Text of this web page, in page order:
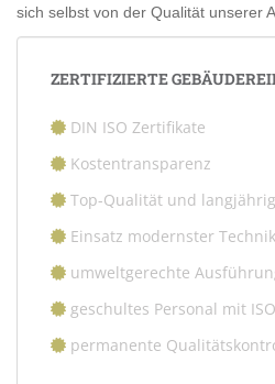
sich selbst von der Qualität unserer
ZERTIFIZIERTE
DIN ISO Zertifikate
Kostentransparenz
Top-Qualität und
Einsatz modernster Technik
umweltgerechte
geschultes Personal mit
permanente